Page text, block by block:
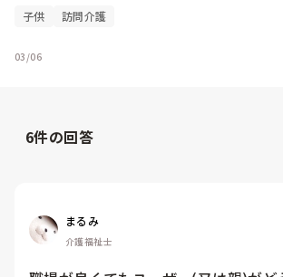
子供 訪問介護
03/06
6件の回答
まるみ
介護福祉士